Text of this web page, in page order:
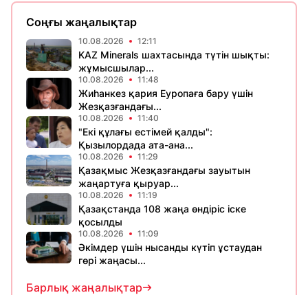
Соңғы жаңалықтар
10.08.2026 12:11
KAZ Minerals шахтасында түтін шықты:
жұмысшылар...
10.08.2026 11:48
Жиһанкез қария Еуропаға бару үшін
Жезқазғандағы...
10.08.2026 11:40
"Екі құлағы естімей қалды":
Қызылордада ата-ана...
10.08.2026 11:29
Қазақмыс Жезқазғандағы зауытын
жаңартуға қыруар...
10.08.2026 11:19
Қазақстанда 108 жаңа өндіріс іске
қосылды
10.08.2026 11:09
Әкімдер үшін нысанды күтіп ұстаудан
гөрі жаңасы...
Барлық жаңалықтар